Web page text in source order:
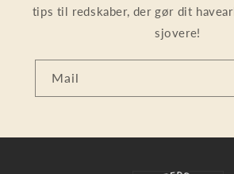
tips til redskaber, der gør dit
sjovere!
Mail